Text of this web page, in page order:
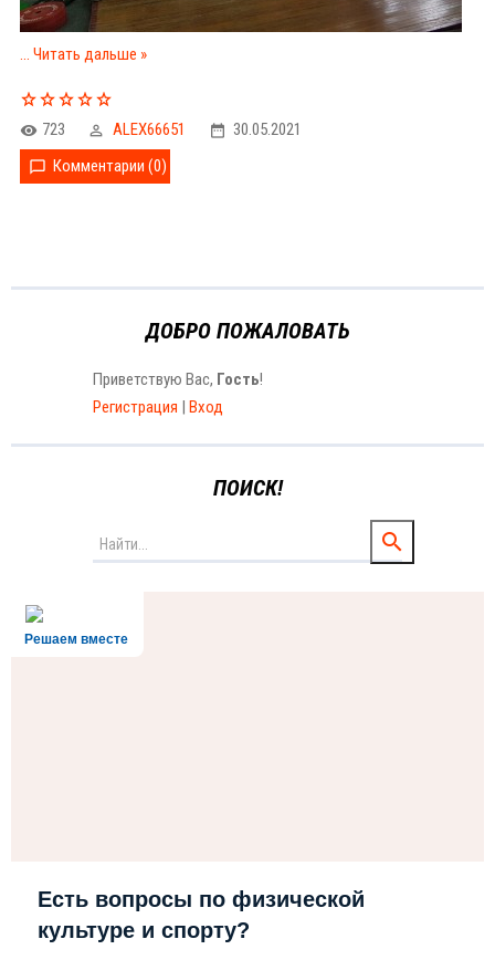
... Читать дальше »
723 ALEX66651
30.05.2021
Комментарии (0)
ДОБРО ПОЖАЛОВАТЬ
Приветствую Вас, Гость!
Регистрация | Вход
ПОИСК!
Решаем вместе
Есть вопросы по физической
культуре и спорту?